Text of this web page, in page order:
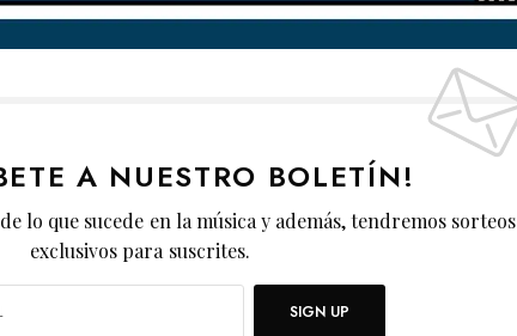
A NUESTRO BOLETÍN!
lo que sucede en la música y además, tendremos sorteos
exclusivos para suscrites.
SIGN UP